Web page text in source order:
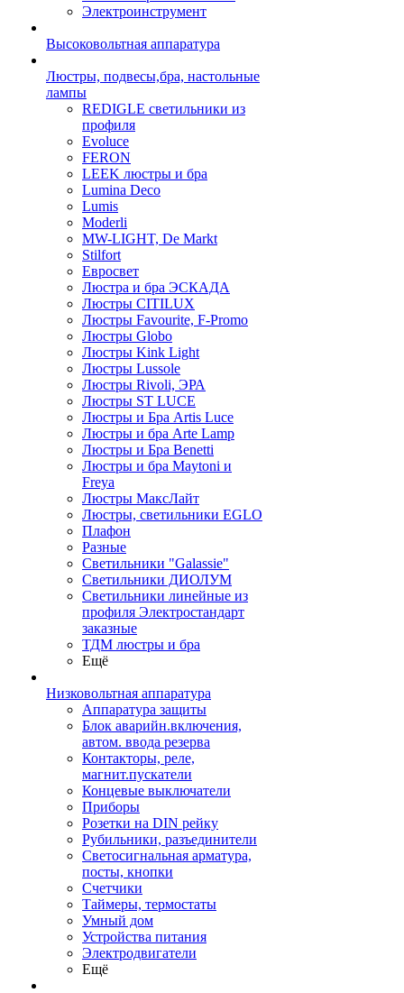
Электроинструмент
Высоковольтная аппаратура
Люстры, подвесы,бра, настольные
лампы
REDIGLE светильники из
профиля
Evoluce
FERON
LEEK люстры и бра
Lumina Deco
Lumis
Moderli
MW-LIGHT, De Markt
Stilfort
Евросвет
Люстра и бра ЭСКАДА
Люстры CITILUX
Люстры Favourite, F-Promo
Люстры Globo
Люстры Kink Light
Люстры Lussole
Люстры Rivoli, ЭРА
Люстры ST LUCE
Люстры и Бра Artis Luce
Люстры и бра Arte Lamp
Люстры и Бра Benetti
Люстры и бра Maytoni и
Freya
Люстры МаксЛайт
Люстры, светильники EGLO
Плафон
Разные
Светильники "Galassie"
Светильники ДИОЛУМ
Светильники линейные из
профиля Электростандарт
заказные
ТДМ люстры и бра
Ещё
Низковольтная аппаратура
Аппаратура защиты
Блок аварийн.включения,
автом. ввода резерва
Контакторы, реле,
магнит.пускатели
Концевые выключатели
Приборы
Розетки на DIN рейку
Рубильники, разъединители
Светосигнальная арматура,
посты, кнопки
Счетчики
Таймеры, термостаты
Умный дом
Устройства питания
Электродвигатели
Ещё